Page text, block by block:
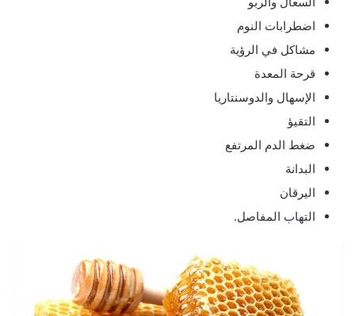
اضطرابات النوم
مشاكل في الرؤية
قرحة المعدة
الإسهال والدوسنتاريا
التقيؤ
ضغط الدم المرتفع
البدانة
اليرقان
التهاب المفاصل.